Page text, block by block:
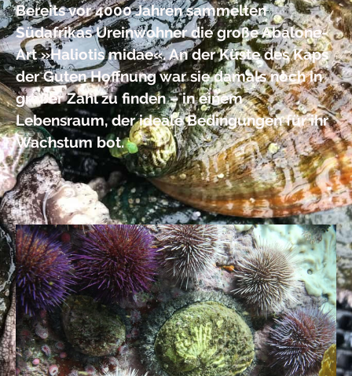
Bereits vor 4000 Jahren sammelten
Südafrikas Ureinwohner die große Abalone-
Art »Haliotis midae«. An der Küste des Kaps
der Guten Hoffnung war sie damals noch in
großer Zahl zu finden – in einem
Lebensraum, der ideale Bedingungen für ihr
Wachstum bot.